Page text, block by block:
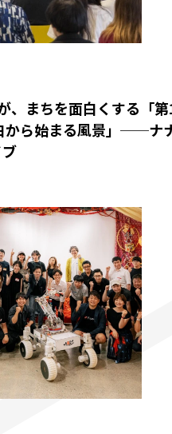
、まちを面白くする「
ら始まる風景」──ナ